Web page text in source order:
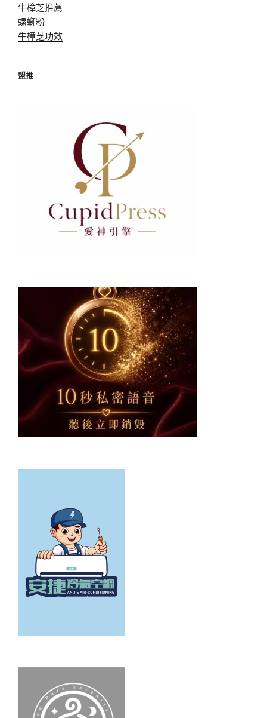
牛樟芝推薦
螺螄粉
牛樟芝功效
盟推